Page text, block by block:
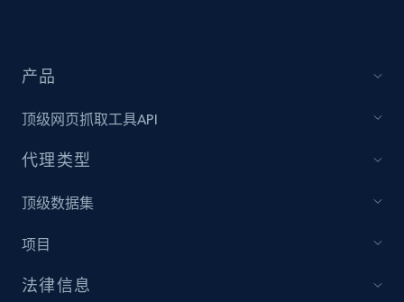
more.
1.2K+ 208+
Zara - Products - discovery by category url
Category id, Product id, Product name, Price,
Currency, Colour code, Colour, Description, and
more.
产品
顶级网页抓取工具API
代理类型
顶级数据集
项目
法律信息